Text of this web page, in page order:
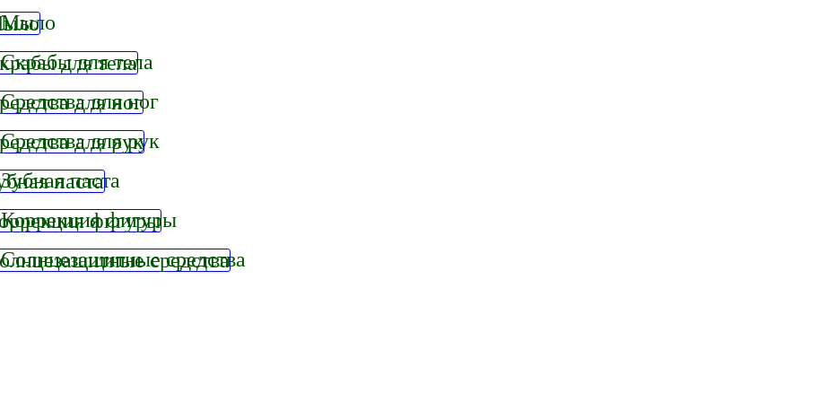
Мыло
Скрабы для тела
Средства для ног
Средства для рук
Зубная паста
Коррекция фигуры
Солнцезащитные средства